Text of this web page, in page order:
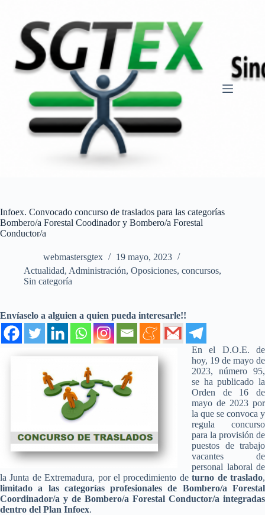
contenido
Infoex. Convocado concurso de traslados para las categorías
Bombero/a Forestal Coodinador y Bombero/a Forestal
Conductor/a
webmastersgtex
19 mayo, 2023
Actualidad, Administración, Oposiciones, concursos,
Sin categoría
Envíaselo a alguien a quien pueda interesarle!!
En el D.O.E. de
hoy, 19 de mayo de
2023, número 95,
se ha publicado la
Orden de 16 de
mayo de 2023 por
la que se convoca y
regula concurso
para la provisión de
puestos de trabajo
vacantes de
personal laboral de
la Junta de Extremadura, por el procedimiento deturno de traslado,
limitado a las categorías profesionales de Bombero/a Forestal
Coordinador/a y de Bombero/a Forestal Conductor/a integradas
dentro del Plan Infoex.